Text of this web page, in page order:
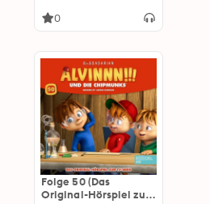
0
Folge 50 (Das
Original-Hörspiel zur